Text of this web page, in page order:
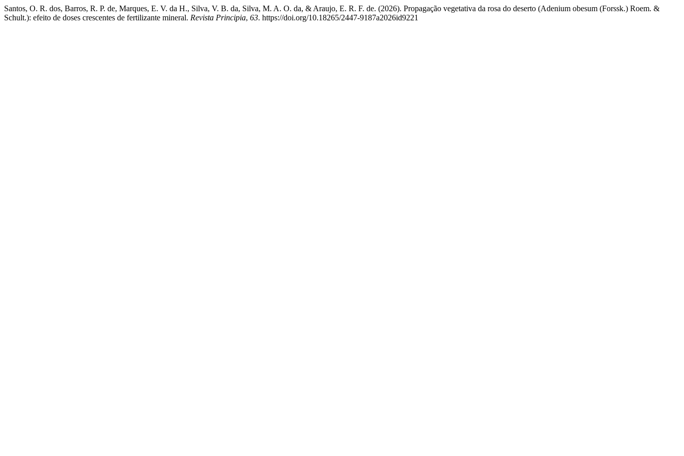
Santos, O. R. dos, Barros, R. P. de, Marques, E. V. da H., Silva, V. B. da, Silva, M. A. O. da, & Araujo, E. R. F. de. (2026). Propagação vegetativa da rosa do deserto (Adenium obesum (Forssk.) Roem. &
Schult.): efeito de doses crescentes de fertilizante mineral. Revista Principia, 63. https://doi.org/10.18265/2447-9187a2026id9221